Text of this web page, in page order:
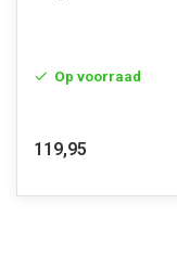
Op voorraad
119,95